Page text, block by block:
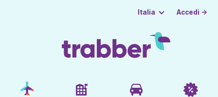
Italia Accedi →